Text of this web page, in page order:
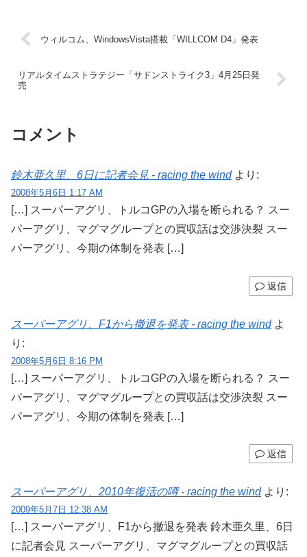
ウィルコム、WindowsVista搭載「WILLCOM D4」発表
リアルタイムストラテジー「サドンストライク3」4月25日発
売
コメント
鈴木亜久里、6日に記者会見 - racing the wind より:
2008年5月6日 1:17 AM
[…] スーパーアグリ、トルコGPの入場を断られる？ スー
パーアグリ、マグマグループとの買収話は交渉決裂 スー
パーアグリ、今期の体制を発表 […]
返信
スーパーアグリ、F1から撤退を発表 - racing the wind よ
り:
2008年5月6日 8:16 PM
[…] スーパーアグリ、トルコGPの入場を断られる？ スー
パーアグリ、マグマグループとの買収話は交渉決裂 スー
パーアグリ、今期の体制を発表 […]
返信
スーパーアグリ、2010年復活の噂 - racing the wind より:
2009年5月7日 12:38 AM
[…] スーパーアグリ、F1から撤退を発表 鈴木亜久里、6日
に記者会見 スーパーアグリ、マグマグループとの買収話